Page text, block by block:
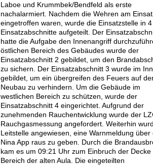
Laboe und Krummbek/Bendfeld als erste
nachalarmiert. Nachdem die Wehren am
eingetroffen waren, wurde die Einsatzstelle in 4
Einsatzabschnitte aufgeteilt. Der
hatte die Aufgabe den Innenangriff
östlichen Bereich des Gebäudes wurde der
Einsatzabschnitt 2 gebildet, um den
zu sichern. Der Einsatzabschnitt 3 wurde im
gebildet, um ein übergreifen des Feuers auf
Neubau zu verhindern. Um die Gebäude im
westlichen Bereich zu schützen, wurde der
Einsatzabschnitt 4 eingerichtet. Aufgrund der
zunehmenden Rauchentwicklung wurde der
Rauchgasmessung angefordert. Weiterhin
Leitstelle angewiesen, eine Warnmeldung über
Nina App raus zu geben. Durch die
kam es um 09:21 Uhr zum Einbruch der Decke
Bereich der alten Aula. Die eingeteilten